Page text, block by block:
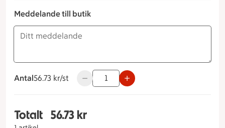
Meddelande till butik
Antal
56.73 kronor styck
56.73 kr/st Använd knapparna för att minska eller
Totalt Totalt 1 stycken Valnötslevain, 56.73 kronor
56.73 kr